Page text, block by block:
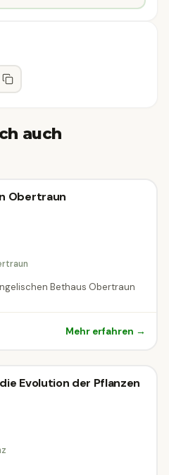
auch
Obertraun
Bethaus Obertraun
Mehr erfahren →
Evolution der Pflanzen